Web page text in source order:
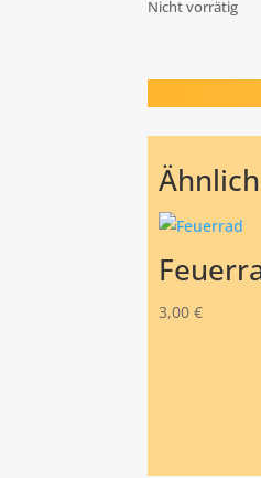
Nicht vorrätig
3,00€